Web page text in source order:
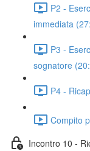
P2 -
immediata
P3 -
sognatore
P4 -
Compito
Incontro 10 -